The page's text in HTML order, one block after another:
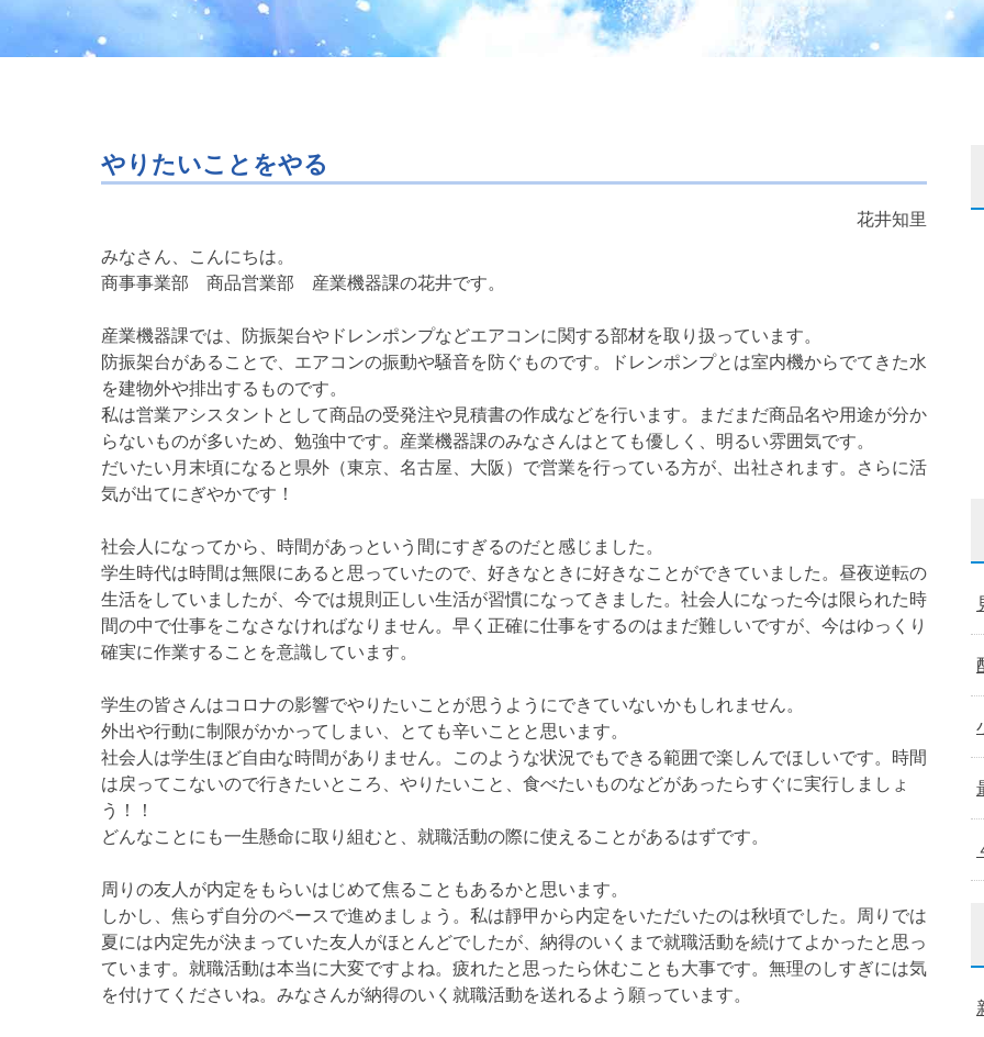
やりたいことをやる
花井知里
みなさん、こんにちは。
商事事業部 商品営業部 産業機器課の花井です。
産業機器課では、防振架台やドレンポンプなどエアコンに関する部材を取り扱っています。
防振架台があることで、エアコンの振動や騒音を防ぐものです。ドレンポンプとは室内機からでてきた水
を建物外や排出するものです。
私は営業アシスタントとして商品の受発注や見積書の作成などを行います。まだまだ商品名や用途が分か
らないものが多いため、勉強中です。産業機器課のみなさんはとても優しく、明るい雰囲気です。
だいたい月末頃になると県外（東京、名古屋、大阪）で営業を行っている方が、出社されます。さらに活
気が出てにぎやかです！
社会人になってから、時間があっという間にすぎるのだと感じました。
学生時代は時間は無限にあると思っていたので、好きなときに好きなことができていました。昼夜逆転の
生活をしていましたが、今では規則正しい生活が習慣になってきました。社会人になった今は限られた時
間の中で仕事をこなさなければなりません。早く正確に仕事をするのはまだ難しいですが、今はゆっくり
確実に作業することを意識しています。
学生の皆さんはコロナの影響でやりたいことが思うようにできていないかもしれません。
外出や行動に制限がかかってしまい、とても辛いことと思います。
社会人は学生ほど自由な時間がありません。このような状況でもできる範囲で楽しんでほしいです。時間
は戻ってこないので行きたいところ、やりたいこと、食べたいものなどがあったらすぐに実行しましょ
う！！
どんなことにも一生懸命に取り組むと、就職活動の際に使えることがあるはずです。
周りの友人が内定をもらいはじめて焦ることもあるかと思います。
しかし、焦らず自分のペースで進めましょう。私は靜甲から内定をいただいたのは秋頃でした。周りでは
夏には内定先が決まっていた友人がほとんどでしたが、納得のいくまで就職活動を続けてよかったと思っ
ています。就職活動は本当に大変ですよね。疲れたと思ったら休むことも大事です。無理のしすぎには気
を付けてくださいね。みなさんが納得のいく就職活動を送れるよう願っています。